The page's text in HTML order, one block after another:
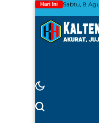
Hari Ini Sabtu, 8